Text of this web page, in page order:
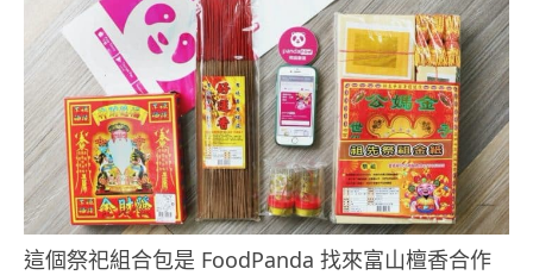
這個祭祀組合包是 FoodPanda 找來富山檀香合作